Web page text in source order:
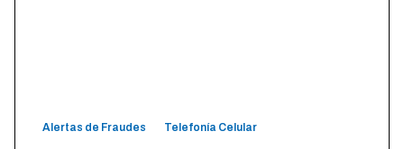
Alertas de Fraudes Telefonía Celular